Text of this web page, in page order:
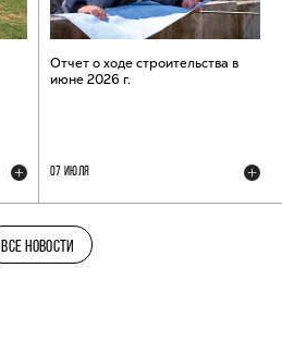
Отчет о ходе строительства в
июне 2026 г.
07 ИЮЛЯ
ВСЕ НОВОСТИ